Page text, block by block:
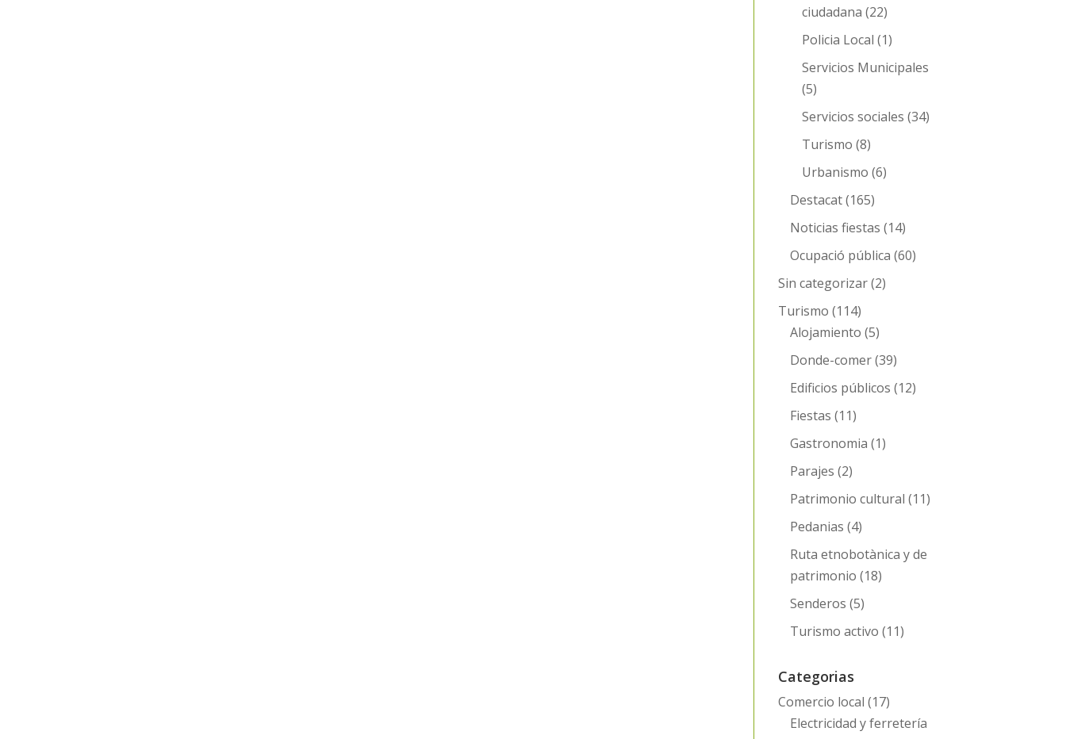
ciudadana (22)
Policia Local (1)
Servicios Municipales
(5)
Servicios sociales (34)
Turismo (8)
Urbanismo (6)
Destacat(165)
Noticias fiestas (14)
Ocupació pública (60)
Sin categorizar(2)
Turismo (114)
Alojamiento (5)
Donde-comer(39)
Edificios públicos (12)
Fiestas (11)
Gastronomia (1)
Parajes (2)
Patrimonio cultural (11)
Pedanias (4)
Ruta etnobotànica y de
patrimonio (18)
Senderos (5)
Turismo activo (11)
Categorias
Comercio local (17)
Electricidad y ferretería